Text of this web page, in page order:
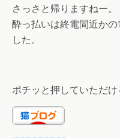
さっさと帰りますねー。
酔っ払いは終電間近か
した。
ポチッと押していただ